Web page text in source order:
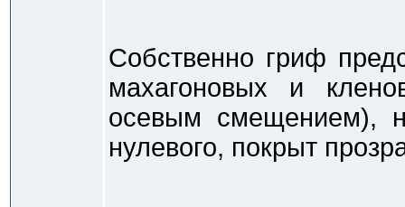
Собственно гриф
махагоновых и
осевым смещением),
нулевого, покрыт